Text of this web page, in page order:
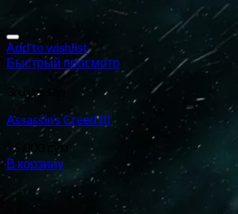
Add to wishlist
Быстрый просмотр
3rd person
Assassin’s Creed III
15.000
сўм
В корзину